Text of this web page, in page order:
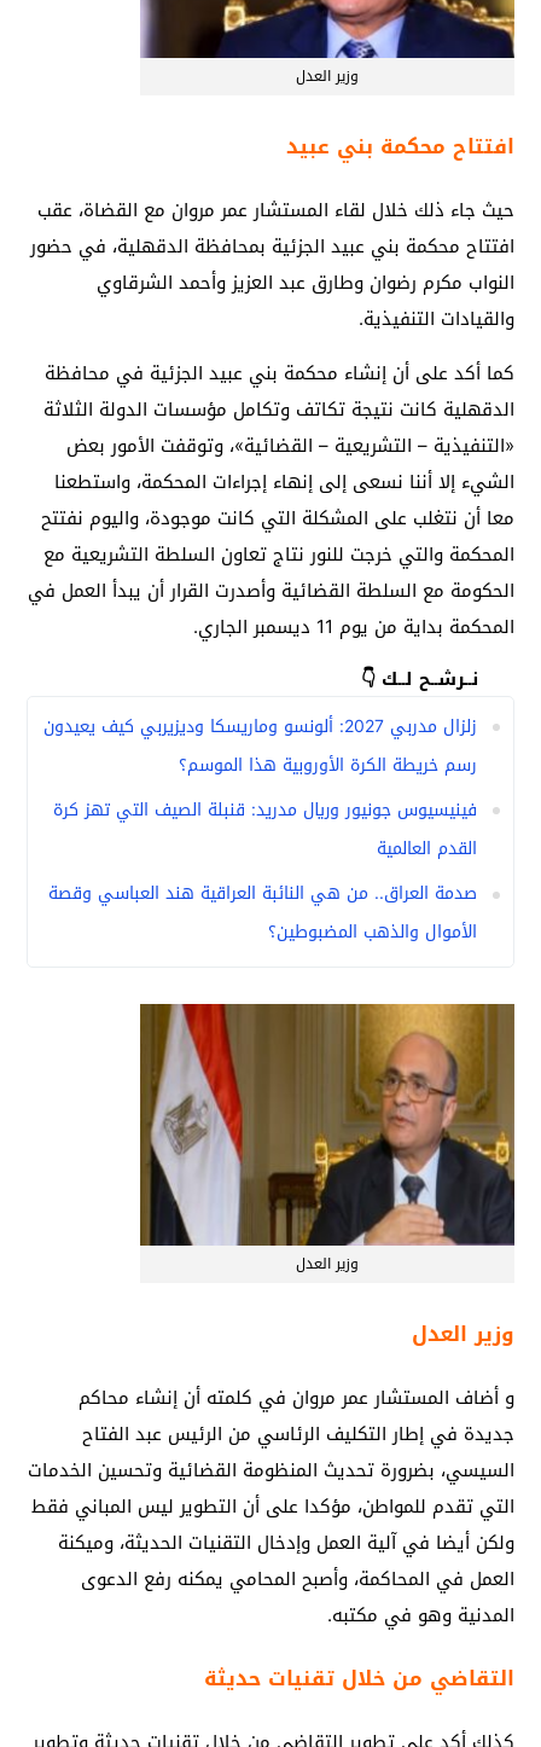
وزير العدل
افتتاح محكمة بني عبيد
حيث جاء ذلك خلال لقاء المستشار عمر مروان مع القضاة، عقب
افتتاح محكمة بني ‏عبيد الجزئية بمحافظة الدقهلية، في حضور
النواب مكرم رضوان وطارق عبد العزيز وأحمد الشرقاوي
والقيادات التنفيذية.‏
كما أكد على أن إنشاء محكمة بني عبيد الجزئية في محافظة
الدقهلية كانت نتيجة ‏تكاتف وتكامل مؤسسات الدولة الثلاثة
«التنفيذية – التشريعية – القضائية»، وتوقفت الأمور ‏بعض
الشيء إلا أننا نسعى إلى إنهاء إجراءات المحكمة، واستطعنا
معا أن نتغلب على المشكلة التي كانت موجودة، واليوم نفتتح
المحكمة والتي خرجت للنور نتاج تعاون السلطة ‏التشريعية مع
الحكومة مع السلطة القضائية وأصدرت القرار أن يبدأ العمل في
المحكمة بداية من ‏يوم 11 ديسمبر الجاري.‏
نــرشــح لــك 👇
زلزال مدربي 2027: ألونسو وماريسكا وديزيربي كيف يعيدون
رسم خريطة الكرة الأوروبية هذا الموسم؟
فينيسيوس جونيور وريال مدريد: قنبلة الصيف التي تهز كرة
القدم العالمية
صدمة العراق.. من هي النائبة العراقية هند العباسي وقصة
الأموال والذهب المضبوطين؟
وزير العدل
وزير العدل
و أضاف المستشار عمر مروان في كلمته أن إنشاء محاكم
جديدة في إطار التكليف الرئاسي من الرئيس عبد‏ الفتاح
السيسي، بضرورة تحديث المنظومة القضائية وتحسين الخدمات
التي تقدم للمواطن، مؤكدا ‏على أن التطوير ليس المباني فقط
ولكن أيضا في آلية العمل وإدخال التقنيات الحديثة، وميكنة
‏العمل في المحاكمة، وأصبح المحامي يمكنه رفع الدعوى
المدنية وهو في مكتبه.‏
التقاضي من خلال تقنيات حديثة